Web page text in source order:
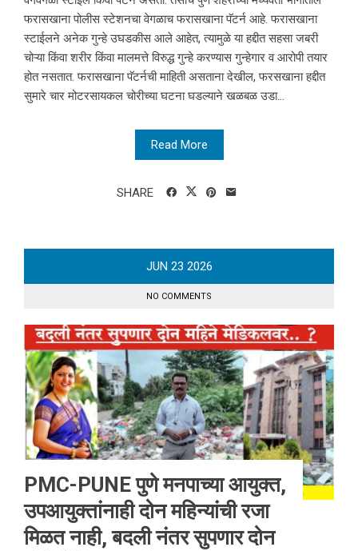
फरासखाना पोलीस स्टेशनचा वेगळाच फरासखाना पॅटर्न आहे. फरासखाना
स्टाईलने अनेक गुन्हे उघडकीस आले आहेत, त्यामुळे या हद्दीत सहसा जबरी
चोऱ्या किंवा शरीर किंवा मालमत्ते विरुद्ध गुन्हे करण्यास गुन्हेगार व आरोपी तयार
होत नसतात. फरासखाना पॅटर्नची माहिती असताना देखील, फरसखाना हद्दीत
सुमारे चार मोटरसायकल चोरीच्या घटना घडल्याने खळबळ उडा...
Read More
SHARE
JUN 23 2026
NO COMMENTS
PMC-PUNE पुणे मनपाच्या आयुक्त,
उपआयुक्तांनाही दोन महिन्यांची रजा
मिळत नाही, बदली नंतर सुपणार दोन